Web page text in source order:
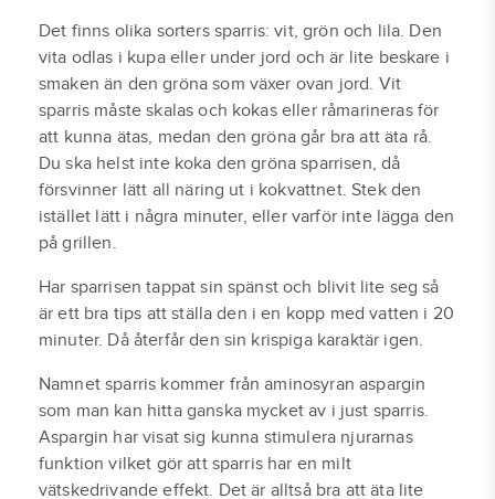
Det finns olika sorters sparris: vit, grön och lila. Den
vita odlas i kupa eller under jord och är lite beskare i
smaken än den gröna som växer ovan jord. Vit
sparris måste skalas och kokas eller råmarineras för
att kunna ätas, medan den gröna går bra att äta rå.
Du ska helst inte koka den gröna sparrisen, då
försvinner lätt all näring ut i kokvattnet. Stek den
istället lätt i några minuter, eller varför inte lägga den
på grillen.
Har sparrisen tappat sin spänst och blivit lite seg så
är ett bra tips att ställa den i en kopp med vatten i 20
minuter. Då återfår den sin krispiga karaktär igen.
Namnet sparris kommer från aminosyran aspargin
som man kan hitta ganska mycket av i just sparris.
Aspargin har visat sig kunna stimulera njurarnas
funktion vilket gör att sparris har en milt
vätskedrivande effekt. Det är alltså bra att äta lite